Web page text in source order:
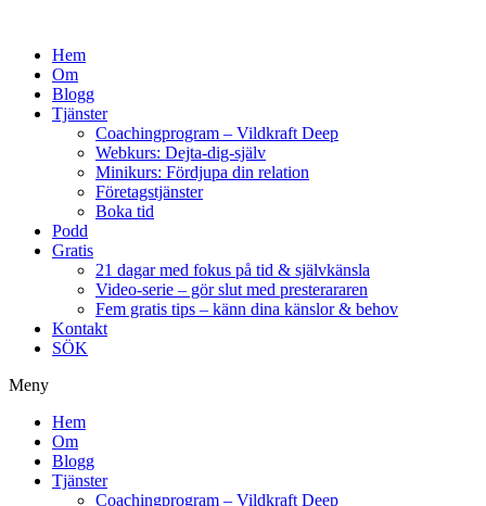
Hem
Om
Blogg
Tjänster
Coachingprogram – Vildkraft Deep
Webkurs: Dejta-dig-själv
Minikurs: Fördjupa din relation
Företagstjänster
Boka tid
Podd
Gratis
21 dagar med fokus på tid & självkänsla
Video-serie – gör slut med presterararen
Fem gratis tips – känn dina känslor & behov
Kontakt
SÖK
Meny
Hem
Om
Blogg
Tjänster
Coachingprogram – Vildkraft Deep